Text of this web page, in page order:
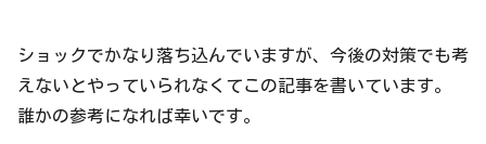
ショックでかなり落ち込んでいますが、今後の対策でも考
えないとやっていられなくてこの記事を書いています。
誰かの参考になれば幸いです。